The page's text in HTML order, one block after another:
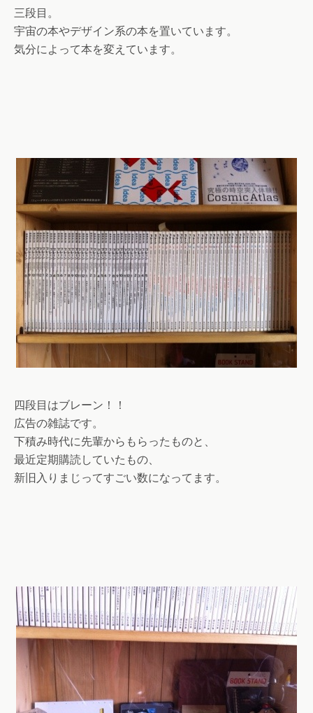
三段目。
宇宙の本やデザイン系の本を置いています。
気分によって本を変えています。
四段目はブレーン！！
広告の雑誌です。
下積み時代に先輩からもらったものと、
最近定期購読していたもの、
新旧入りまじってすごい数になってます。